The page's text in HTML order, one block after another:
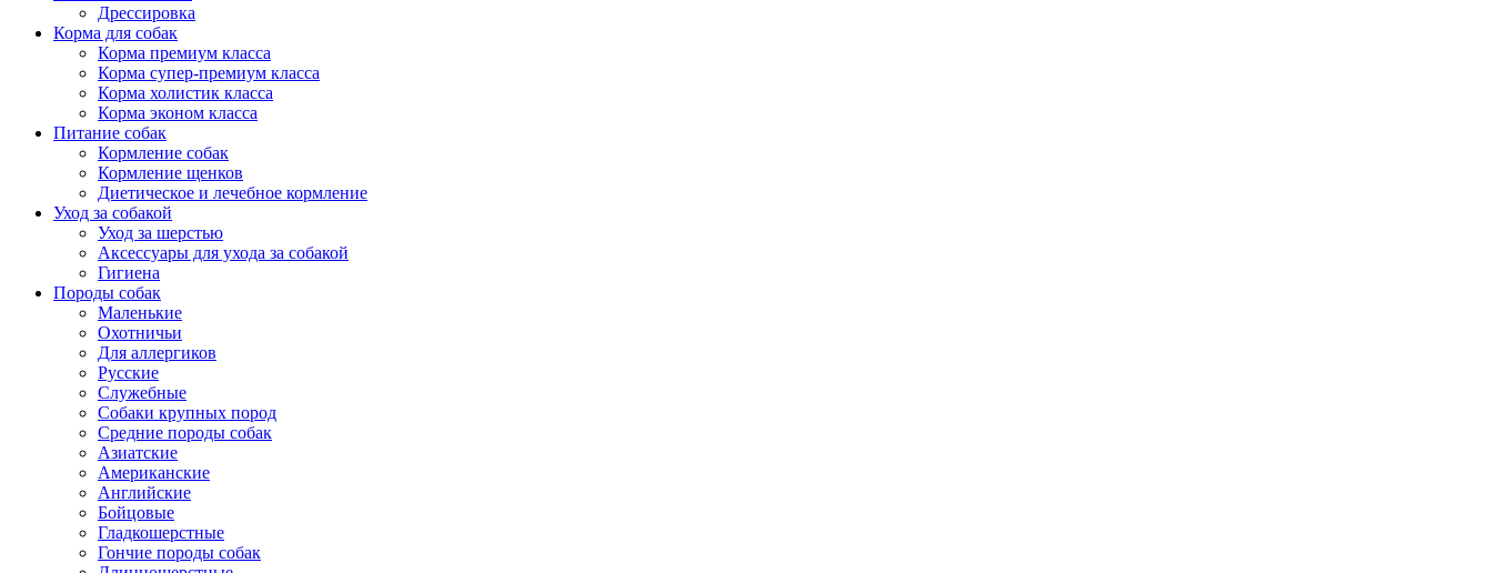
Дрессировка
Корма для собак
Корма премиум класса
Корма супер-премиум класса
Корма холистик класса
Корма эконом класса
Питание собак
Кормление собак
Кормление щенков
Диетическое и лечебное кормление
Уход за собакой
Уход за шерстью
Аксессуары для ухода за собакой
Гигиена
Породы собак
Маленькие
Охотничьи
Для аллергиков
Русские
Служебные
Собаки крупных пород
Средние породы собак
Азиатские
Американские
Английские
Бойцовые
Гладкошерстные
Гончие породы собак